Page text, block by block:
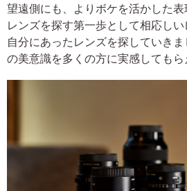
望遠側にも、よりボケを活かした
レンズを探す第一歩として相応し
自分にあったレンズを探していき
の美意識を多くの方に実感してもら